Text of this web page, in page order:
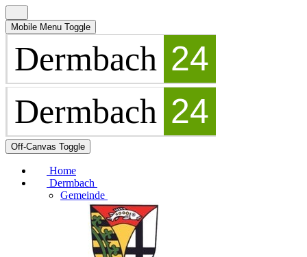
Mobile Menu Toggle
Off-Canvas Toggle
Home
Dermbach
Gemeinde